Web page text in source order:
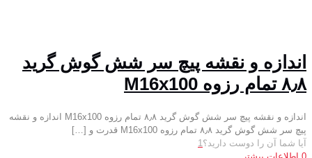
اندازه و نقشه پیچ سر شش گوش گرید
۸٫۸ تمام رزوه M16x100
اندازه و نقشه پیچ سر شش گوش گرید ۸٫۸ تمام رزوه M16x100 اندازه و نقشه
پیچ سر شش گوش گرید ۸٫۸ تمام رزوه M16x100 قدرت و
[…]
آیا شما آن را دوست دارید؟ 1